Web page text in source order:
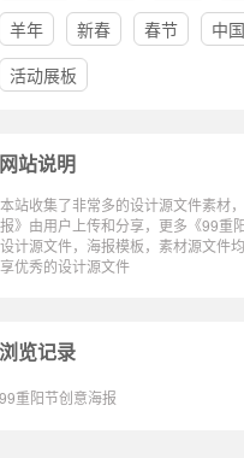
羊年
新春 春节
中
活动展板
网站说明
本站收集了非常多的设计源文件素材
报》由用户上传和分享，更多《99重
设计源文件，海报模板，素材源文件
享优秀的设计源文件
浏览记录
99重阳节创意海报